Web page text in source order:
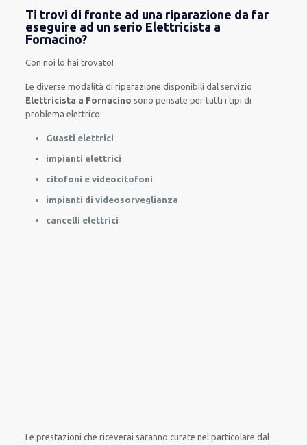
Ti trovi di fronte ad una riparazione da far
eseguire ad un serio Elettricista a
Fornacino?
Con noi lo hai trovato!
Lediverse modalità diriparazione disponibili dal servizio
Elettricista a Fornacino sonopensate pertutti i tipi di
problema elettrico:
Guasti elettrici
impianti elettrici
citofoni e videocitofoni
impianti di videosorveglianza
cancelli elettrici
Le prestazioni che riceverai sarannocurate nel particolare dal